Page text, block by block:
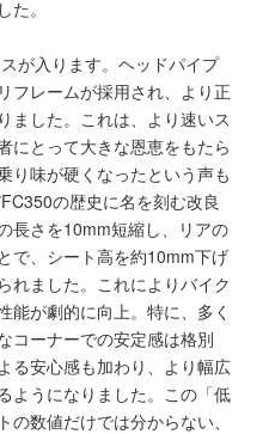
。
が入ります。ヘッドパイプ
フレームが採用され、より正
ました。これは、より速いス
にとって大きな恩恵をもたら
り味が硬くなったという声も
の歴史に名を刻む改良
長さを10mm短縮し、リアの
で、シート高を約10mm下げ
れました。これによりバイク
能が劇的に向上。特に、多く
コーナーでの安定感は格別
る安心感も加わり、より幅広
ようになりました。この「低
数値だけでは分からない、